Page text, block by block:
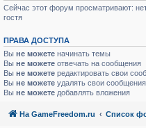
Сейчас этот форум просматривают:
гостя
ПРАВА ДОСТУПА
Вы не можете начинать темы
Вы не можете отвечать на сообщения
Вы не можете редактировать свои
Вы не можете удалять свои сообщения
Вы не можете добавлять вложения
На GameFreedom.ru Список